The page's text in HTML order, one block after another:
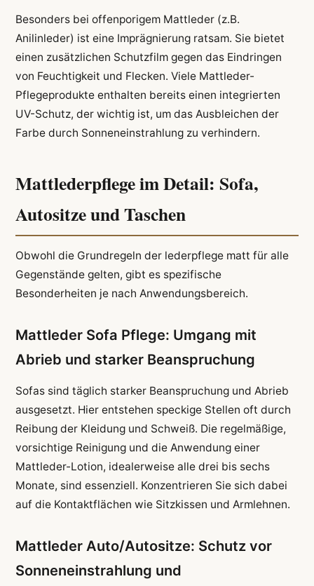
Besonders bei offenporigem Mattleder (z.B.
Anilinleder) ist eine Imprägnierung ratsam. Sie bietet
einen zusätzlichen Schutzfilm gegen das Eindringen
von Feuchtigkeit und Flecken. Viele Mattleder-
Pflegeprodukte enthalten bereits einen integrierten
UV-Schutz, der wichtig ist, um das Ausbleichen der
Farbe durch Sonneneinstrahlung zu verhindern.
Mattlederpflege im Detail: Sofa,
Autositze und Taschen
Obwohl die Grundregeln der lederpflege matt für alle
Gegenstände gelten, gibt es spezifische
Besonderheiten je nach Anwendungsbereich.
Mattleder Sofa Pflege: Umgang mit
Abrieb und starker Beanspruchung
Sofas sind täglich starker Beanspruchung und Abrieb
ausgesetzt. Hier entstehen speckige Stellen oft durch
Reibung der Kleidung und Schweiß. Die regelmäßige,
vorsichtige Reinigung und die Anwendung einer
Mattleder-Lotion, idealerweise alle drei bis sechs
Monate, sind essenziell. Konzentrieren Sie sich dabei
auf die Kontaktflächen wie Sitzkissen und Armlehnen.
Mattleder Auto/Autositze: Schutz vor
Sonneneinstrahlung und